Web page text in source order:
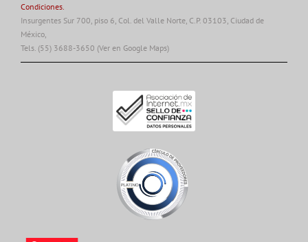
Condiciones.
Insurgentes Sur 700, piso 6, Col. del Valle Norte, C.P. 03103, Ciudad de
México,
Tels. (55) 3688-3650 (Ver en Google Maps)